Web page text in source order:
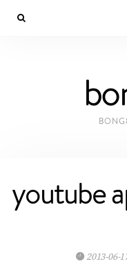
youtube
2013-06-